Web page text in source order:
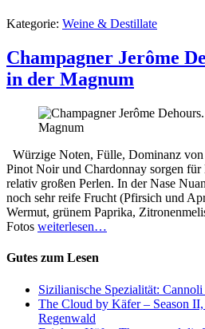
Kategorie: Weine & Destillate
Champagner Jerôme
in der Magnum
Würzige Noten, Fülle, Dominanz
Pinot Noir und Chardonnay sorgen
relativ großen Perlen. In der Nase
noch sehr reife Frucht (Pfirsich und
Wermut, grünem Paprika,
Fotos weiterlesen…
Gutes zum Lesen
Sizilianische Spezialität: Cannoli
The Cloud by Käfer – Season
Regenwald